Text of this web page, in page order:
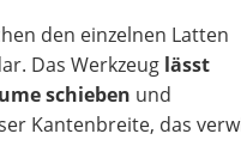
den einzelnen Latten
Das Werkzeug lässt
schieben und
Kantenbreite, das